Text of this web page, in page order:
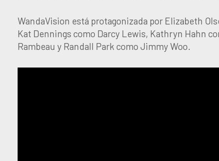
WandaVision está protagonizada por Elizabeth
Kat Dennings como Darcy Lewis, Kathryn Hahn
Rambeau y Randall Park como Jimmy Woo.